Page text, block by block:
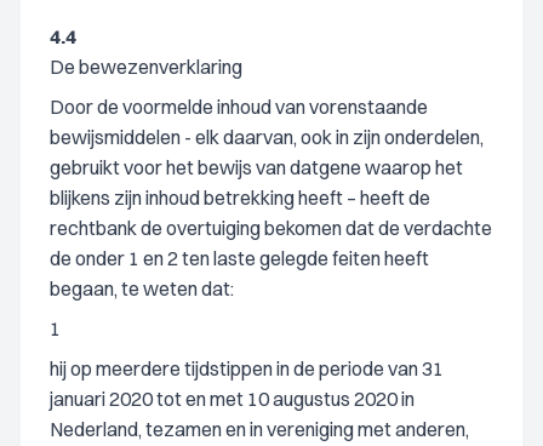
4.4
De bewezenverklaring
Door de voormelde inhoud van vorenstaande
bewijsmiddelen - elk daarvan, ook in zijn onderdelen,
gebruikt voor het bewijs van datgene waarop het
blijkens zijn inhoud betrekking heeft – heeft de
rechtbank de overtuiging bekomen dat de verdachte
de onder 1 en 2 ten laste gelegde feiten heeft
begaan, te weten dat:
1
hij op meerdere tijdstippen in de periode van 31
januari 2020 tot en met 10 augustus 2020 in
Nederland, tezamen en in vereniging met anderen,